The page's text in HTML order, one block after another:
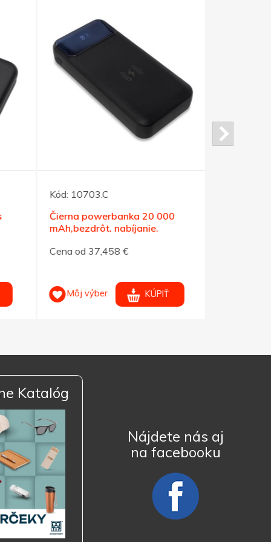
Kód: 10703.C
Čierna powerbanka 20 000
mAh,bezdrôt. nabíjanie.
Cena od 37,458 €
Môj výber KÚPIŤ
Katalóg
Nájdete nás aj
na facebooku